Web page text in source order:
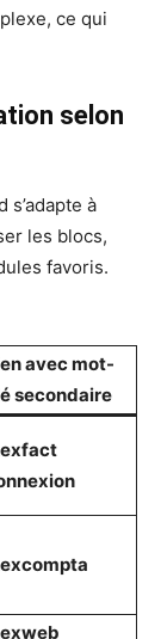
ce qui
selon
s’adapte à
les blocs,
favoris.
avec mot-
secondaire